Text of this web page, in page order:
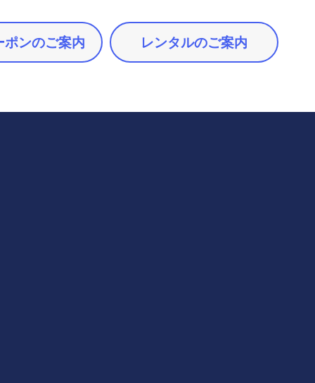
ポンのご案内 レンタルのご案内